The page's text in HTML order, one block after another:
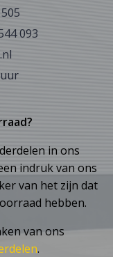
093
in ons
indruk van ons
van het zijn dat
hebben.
van ons
.